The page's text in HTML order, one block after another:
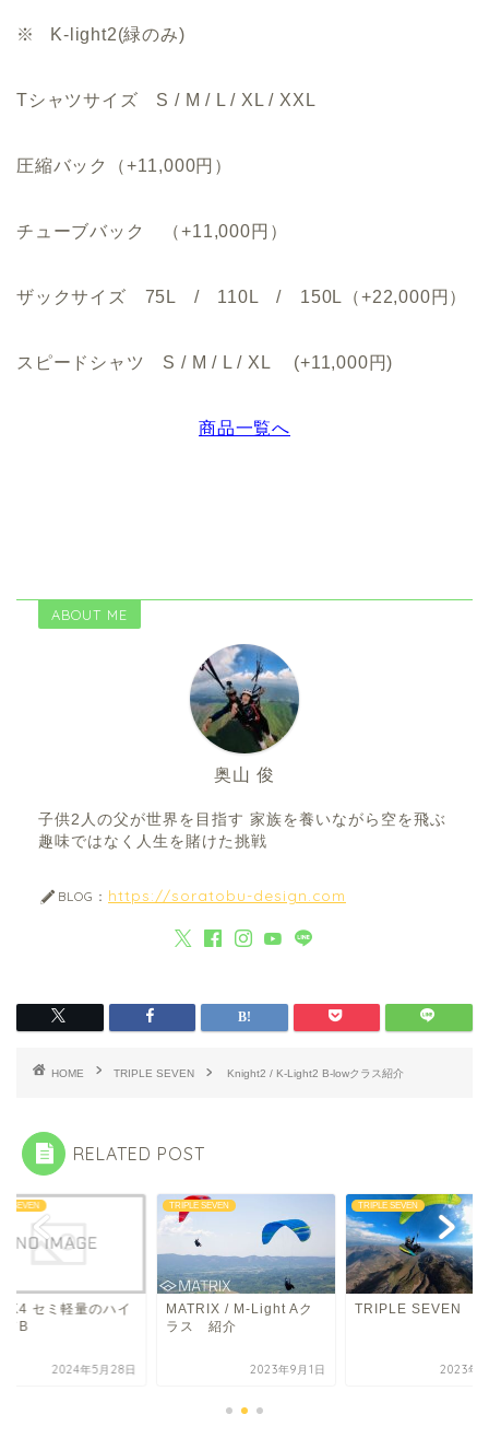
※ K-light2(緑のみ)
Tシャツサイズ S / M / L / XL / XXL
圧縮バック（+11,000円）
チューブバック （+11,000円）
ザックサイズ 75L / 110L / 150L（+22,000円）
スピードシャツ S / M / L / XL (+11,000円)
商品一覧へ
ABOUT ME
奥山 俊
子供2人の父が世界を目指す 家族を養いながら空を飛ぶ
趣味ではなく人生を賭けた挑戦
BLOG： https://soratobu-design.com
HOME TRIPLE SEVEN Knight2 / K-Light2 B-lowクラス紹介
RELATED POST
SEVEN
セミ軽量のハイ
ドB
2024年5月28日
TRIPLE SEVEN
MATRIX / M-Light Aク
ラス 紹介
2023年9月1日
TRIPLE SEVEN
TRIPLE SEVEN
2023年1